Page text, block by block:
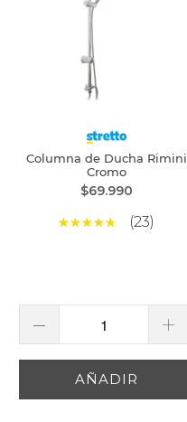
Columna de Ducha Rimini
Cromo
$69.990
(23)
AÑADIR